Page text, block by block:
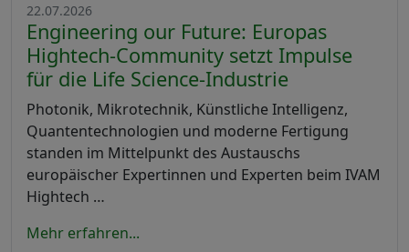
22.07.2026
Engineering our Future: Europas
Hightech-Community setzt Impulse
für die Life Science-Industrie
Photonik, Mikrotechnik, Künstliche Intelligenz,
Quantentechnologien und moderne Fertigung
standen im Mittelpunkt des Austauschs
europäischer Expertinnen und Experten beim IVAM
Hightech …
Mehr erfahren...